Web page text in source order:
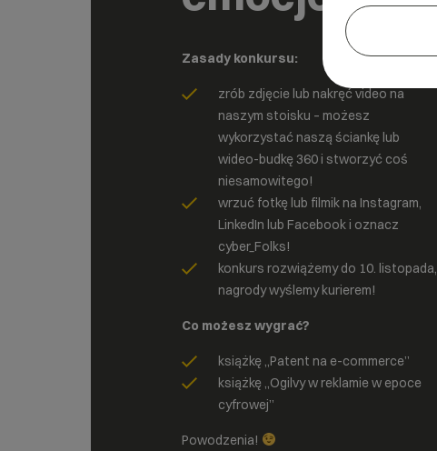
Zasady konkursu:
zrób zdjęcie lub nakręć video na
naszym stoisku – możesz
wykorzystać naszą ściankę lub
wideo-budkę 360 i stworzyć coś
niesamowitego!
wrzuć fotkę lub filmik na Instagram,
LinkedIn lub Facebook i oznacz
cyber_Folks!
konkurs rozwiążemy do 10. listopada,
nagrody wyślemy kurierem!
Co możesz wygrać?
książkę „Patent na e-commerce”
książkę „Ogilvy w reklamie w epoce
cyfrowej”
Powodzenia!